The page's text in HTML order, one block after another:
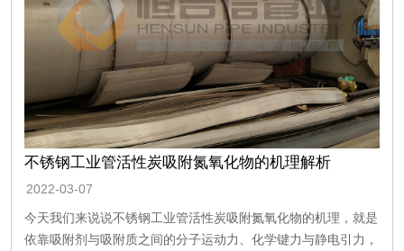
不锈钢工业管活性炭吸附氮氧化物的机理解析
2022-03-07
今天我们来说说不锈钢工业管活性炭吸附氮氧化物的机理，就是
依靠吸附剂与吸附质之间的分子运动力、化学键力与静电引力，